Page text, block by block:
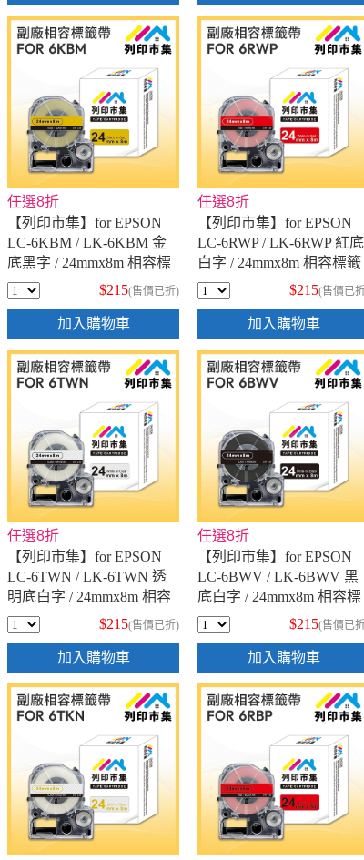
任選8折
【列印市集】for EPSON
LC-6KBM / LK-6KBM 金
底黑字 / 24mmx8m 相容標
籤帶
$215(售價已折)
加入購物車
任選8折
【列印市集】for EPSON
LC-6RWP / LK-6RWP 紅底
白字 / 24mmx8m 相容標籤
帶
$215(售價已
加入購物車
任選8折
【列印市集】for EPSON
LC-6TWN / LK-6TWN 透
明底白字 / 24mmx8m 相容
標籤帶
$215(售價已折)
加入購物車
任選8折
【列印市集】for EPSON
LC-6BWV / LK-6BWV 黑
底白字 / 24mmx8m 相容標
籤帶
$215(售價已
加入購物車